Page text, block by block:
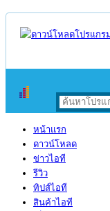
หน้าแรก
ดาวน์โหลด
ข่าวไอที
รีวิว
ทิปส์ไอที
สินค้าไอที